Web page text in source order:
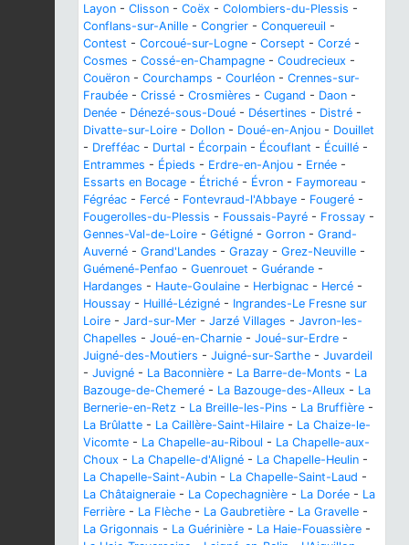
Layon - Clisson - Coëx - Colombiers-du-Plessis -
Conflans-sur-Anille - Congrier - Conquereuil -
Contest - Corcoué-sur-Logne - Corsept - Corzé -
Cosmes - Cossé-en-Champagne - Coudrecieux -
Couëron - Courchamps - Courléon - Crennes-sur-
Fraubée - Crissé - Crosmières - Cugand - Daon -
Denée - Dénezé-sous-Doué - Désertines - Distré -
Divatte-sur-Loire - Dollon - Doué-en-Anjou - Douillet
- Drefféac - Durtal - Écorpain - Écouflant - Écuillé -
Entrammes - Épieds - Erdre-en-Anjou - Ernée -
Essarts en Bocage - Étriché - Évron - Faymoreau -
Fégréac - Fercé - Fontevraud-l'Abbaye - Fougeré -
Fougerolles-du-Plessis - Foussais-Payré - Frossay -
Gennes-Val-de-Loire - Gétigné - Gorron - Grand-
Auverné - Grand'Landes - Grazay - Grez-Neuville -
Guémené-Penfao - Guenrouet - Guérande -
Hardanges - Haute-Goulaine - Herbignac - Hercé -
Houssay - Huillé-Lézigné - Ingrandes-Le Fresne sur
Loire - Jard-sur-Mer - Jarzé Villages - Javron-les-
Chapelles - Joué-en-Charnie - Joué-sur-Erdre -
Juigné-des-Moutiers - Juigné-sur-Sarthe - Juvardeil
- Juvigné - La Baconnière - La Barre-de-Monts - La
Bazouge-de-Chemeré - La Bazouge-des-Alleux - La
Bernerie-en-Retz - La Breille-les-Pins - La Bruffière -
La Brûlatte - La Caillère-Saint-Hilaire - La Chaize-le-
Vicomte - La Chapelle-au-Riboul - La Chapelle-aux-
Choux - La Chapelle-d'Aligné - La Chapelle-Heulin -
La Chapelle-Saint-Aubin - La Chapelle-Saint-Laud -
La Châtaigneraie - La Copechagnière - La Dorée - La
Ferrière - La Flèche - La Gaubretière - La Gravelle -
La Grigonnais - La Guérinière - La Haie-Fouassière -